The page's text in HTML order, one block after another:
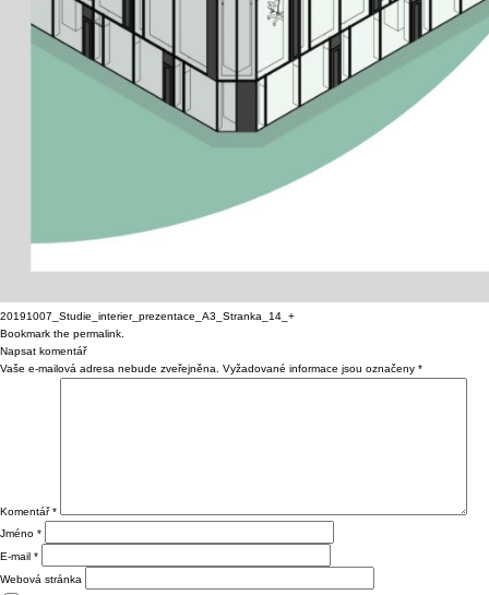
20191007_Studie_interier_prezentace_A3_Stranka_14_+
Bookmark the permalink
Napsat komentář
Vaše e-mailová adresa nebude zveřejněna.
Vyžadované informace jsou označeny *
Komentář*
Jméno *
E-mail *
Webová stránka